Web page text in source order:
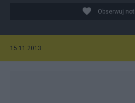
Obserwuj
15.11.2013